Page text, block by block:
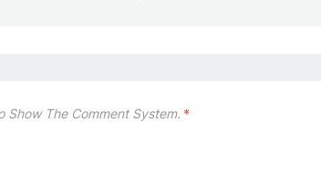
Show The Comment System. *